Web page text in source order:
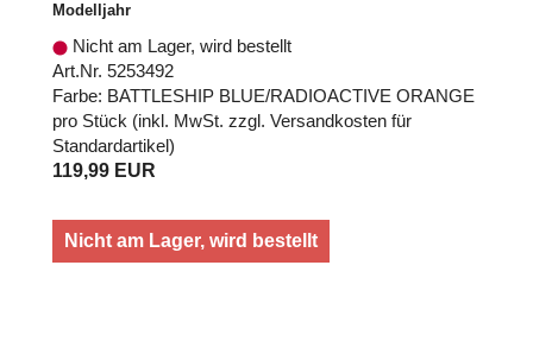
Modelljahr
Nicht am Lager, wird bestellt
Art.Nr. 5253492
Farbe: BATTLESHIP BLUE/RADIOACTIVE ORANGE
pro Stück (inkl. MwSt. zzgl. Versandkosten für
Standardartikel)
119,99 EUR
Nicht am Lager, wird bestellt